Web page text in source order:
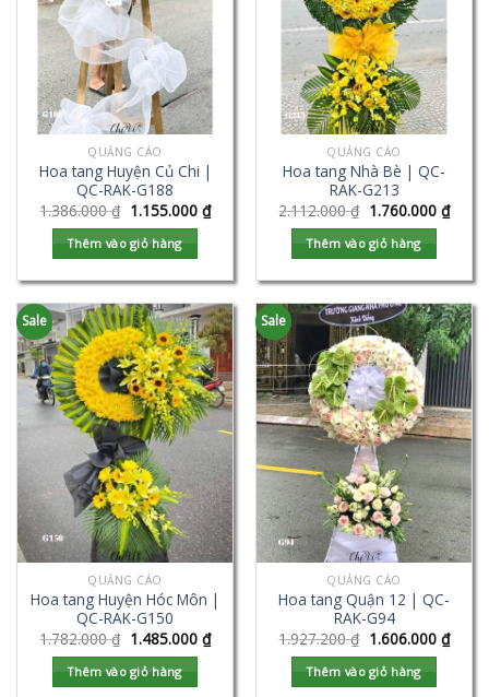
QUẢNG CÁO
Hoa tang Huyện Củ Chi |
QC-RAK-G188
1.386.000₫ 1.155.000 ₫
Thêm vào giỏ hàng
QUẢNG CÁO
Hoa tang Nhà Bè | QC-
RAK-G213
2.112.000₫ 1.760.000 ₫
Thêm vào giỏ hàng
Sale
QUẢNG CÁO
Hoa tang Huyện Hóc Môn |
QC-RAK-G150
1.782.000₫ 1.485.000 ₫
Thêm vào giỏ hàng
Sale
QUẢNG CÁO
Hoa tang Quận 12 | QC-
RAK-G94
1.927.200₫ 1.606.000 ₫
Thêm vào giỏ hàng